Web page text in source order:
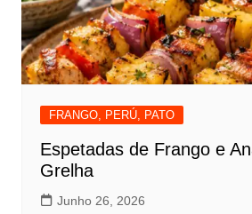
FRANGO, PERÚ, PATO
Espetadas de Frango e
Grelha
Junho 26, 2026